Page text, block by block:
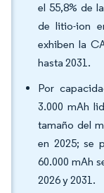
el 55,8% de
de litio-ion
exhiben la
hasta 2031.
Por
3.000 mAh
tamaño del
en 2025; se
60.000 mAh
2026 y 2031.